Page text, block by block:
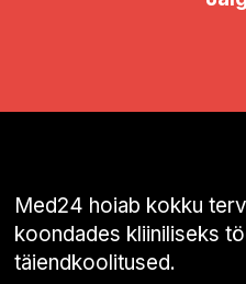
Med24 hoiab kokku
koondades kliiniliseks
täiendkoolitused.